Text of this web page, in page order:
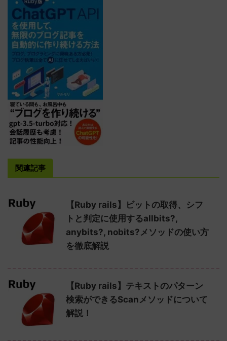
関連記事
【Ruby rails】ビットの取得、シフ
トと判定に使用するallbits?,
anybits?, nobits?メソッドの使い方
を徹底解説
【Ruby rails】テキストのパターン
検索ができるScanメソッドについて
解説！